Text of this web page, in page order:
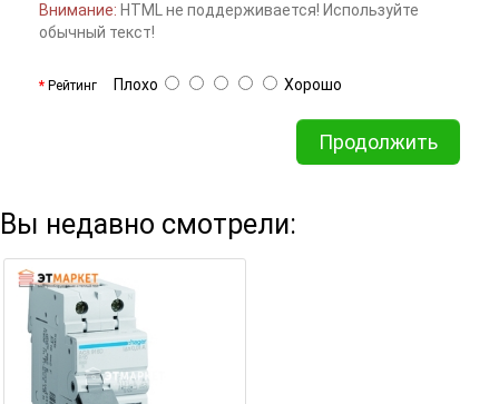
Внимание: HTML не поддерживается! Используйте
обычный текст!
Рейтинг Плохо Хорошо
Продолжить
Вы недавно смотрели: